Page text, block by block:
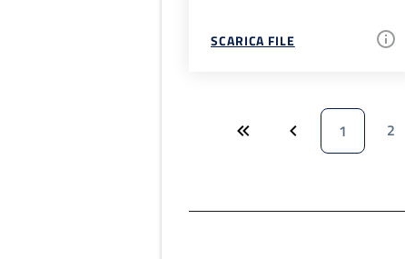
SCARICA FILE
1 2